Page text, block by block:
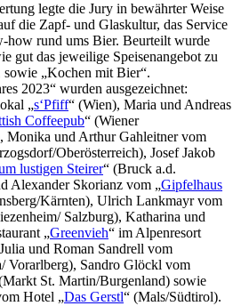
legte die Jury in bewährter Weise
die Zapf- und Glaskultur, das Service
how rund ums Bier. Beurteilt wurde
gut das jeweilige Speisenangebot zu
sowie „Kochen mit Bier“.
2023“ wurden ausgezeichnet:
„s‘Pfiff“ (Wien), Maria und Andreas
Coffeepub“ (Wiener
Monika und Arthur Gahleitner vom
Oberösterreich), Josef Jakob
lustigen Steirer“ (Bruck a.d.
Alexander Skorianz vom „Gipfelhaus
Kärnten), Ulrich Lankmayr vom
Salzburg), Katharina und
„Greenvieh“ im Alpenresort
und Roman Sandrell vom
Vorarlberg), Sandro Glöckl vom
St. Martin/Burgenland) sowie
Hotel „Das Gerstl“ (Mals/Südtirol).